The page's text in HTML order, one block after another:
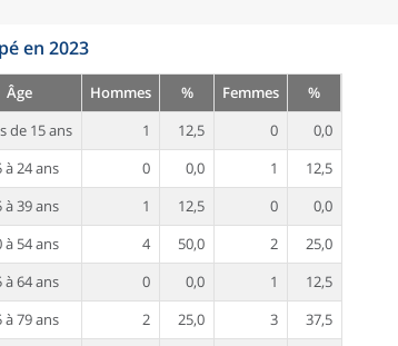
en 2023
Âge Hommes % Femmes
%
de 15 ans
1 12,5 0
0,0
à 24 ans
0 0,0 1
12,5
à 39 ans
1 12,5 0
0,0
à 54 ans
4 50,0 2
25,0
à 64 ans
0 0,0 1
12,5
à 79 ans
2 25,0 3
37,5